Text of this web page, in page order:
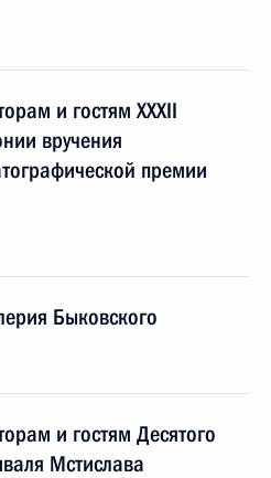
и гостям XXXII
вручения
премии
Быковского
и гостям Десятого
Мстислава